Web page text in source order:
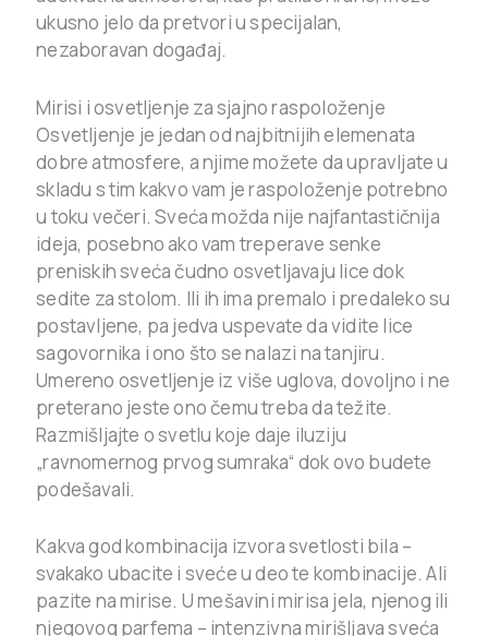
ukusno jelo da pretvori u specijalan,
nezaboravan događaj.
Mirisi i osvetljenje za sjajno raspoloženje
Osvetljenje je jedan od najbitnijih elemenata
dobre atmosfere, a njime možete da upravljate u
skladu s tim kakvo vam je raspoloženje potrebno
u toku večeri. Sveća možda nije najfantastičnija
ideja, posebno ako vam treperave senke
preniskih sveća čudno osvetljavaju lice dok
sedite za stolom. Ili ih ima premalo i predaleko su
postavljene, pa jedva uspevate da vidite lice
sagovornika i ono što se nalazi na tanjiru.
Umereno osvetljenje iz više uglova, dovoljno i ne
preterano jeste ono čemu treba da težite.
Razmišljajte o svetlu koje daje iluziju
„ravnomernog prvog sumraka“ dok ovo budete
podešavali.
Kakva god kombinacija izvora svetlosti bila –
svakako ubacite i sveće u deo te kombinacije. Ali
pazite na mirise. U mešavini mirisa jela, njenog ili
njegovog parfema – intenzivna mirišljava sveća